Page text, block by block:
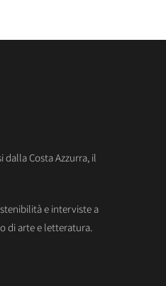
dalla Costa Azzurra, il
e interviste a
di arte e letteratura.